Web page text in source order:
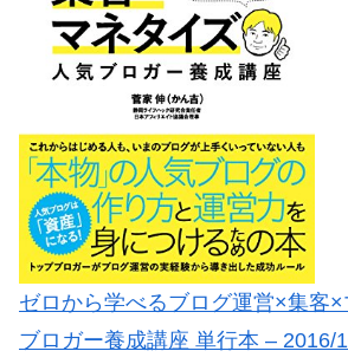
ゼロから学べるブログ運営×集客
ブロガー養成講座 単行本 – 2016/